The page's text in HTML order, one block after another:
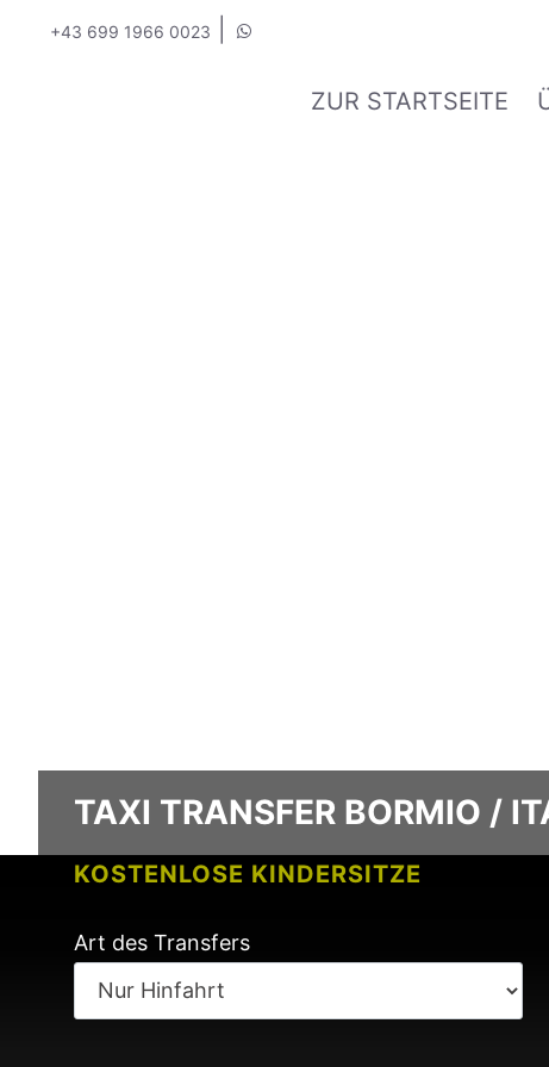
+43 699 1966 0023
ZUR STARTSEITE
KOSTENLOSE KINDERSITZE
KEINE GEBÜHREN BEI
TAXI TRANSFER BORMIO /
Art des Transfers